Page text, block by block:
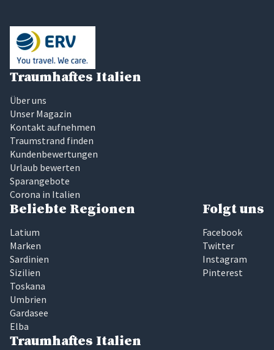
Traumhaftes Italien
Über uns
Unser Magazin
Kontakt aufnehmen
Traumstrand finden
Kundenbewertungen
Urlaub bewerten
Sparangebote
Corona in Italien
Beliebte Regionen
Latium
Marken
Sardinien
Sizilien
Toskana
Umbrien
Gardasee
Elba
Folgt uns
Facebook
Twitter
Instagram
Pinterest
Traumhaftes Italien